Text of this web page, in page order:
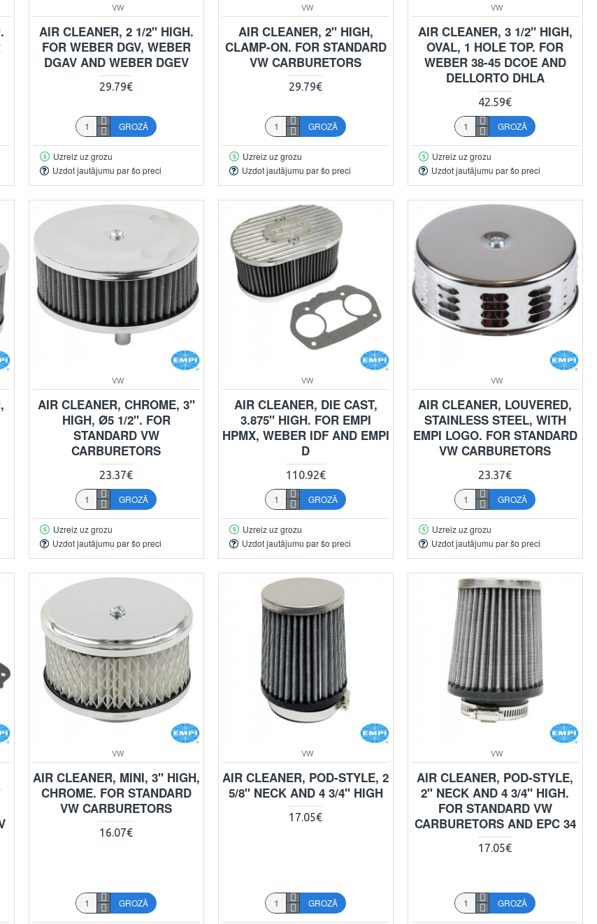
VW
AIR CLEANER, 2 1/2" HIGH.
FOR WEBER DGV, WEBER
DGAV AND WEBER DGEV
29.79€
GROZĀ
Uzreiz uz grozu
Uzdot jautājumu par šo preci
VW
AIR CLEANER, 2" HIGH,
CLAMP-ON. FOR STANDARD
VW CARBURETORS
29.79€
GROZĀ
Uzreiz uz grozu
Uzdot jautājumu par šo preci
VW
AIR CLEANER, 3 1/2" HIGH,
OVAL, 1 HOLE TOP. FOR
WEBER 38-45 DCOE AND
DELLORTO DHLA
42.59€
GROZĀ
Uzreiz uz grozu
Uzdot jautājumu par šo preci
VW
AIR CLEANER, CHROME, 3"
HIGH, Ø5 1/2". FOR
STANDARD VW
CARBURETORS
23.37€
GROZĀ
Uzreiz uz grozu
Uzdot jautājumu par šo preci
VW
AIR CLEANER, DIE CAST,
3.875" HIGH. FOR EMPI
HPMX, WEBER IDF AND EMPI
D
110.92€
GROZĀ
Uzreiz uz grozu
Uzdot jautājumu par šo preci
VW
AIR CLEANER, LOUVERED,
STAINLESS STEEL, WITH
EMPI LOGO. FOR STANDARD
VW CARBURETORS
23.37€
GROZĀ
Uzreiz uz grozu
Uzdot jautājumu par šo preci
VW
AIR CLEANER, MINI, 3" HIGH,
CHROME. FOR STANDARD
VW CARBURETORS
16.07€
GROZĀ
VW
AIR CLEANER, POD-STYLE, 2
5/8" NECK AND 4 3/4" HIGH
17.05€
GROZĀ
VW
AIR CLEANER, POD-STYLE,
2" NECK AND 4 3/4" HIGH.
FOR STANDARD VW
CARBURETORS AND EPC 34
17.05€
GROZĀ